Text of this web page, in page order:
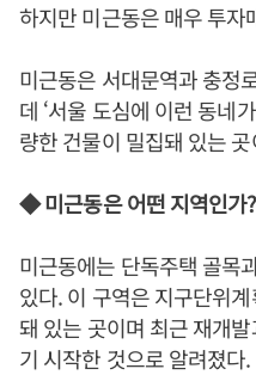
하지만 미근동은 매우 투자
미근동은 서대문역과 충정
데 ‘서울 도심에 이런 동네
량한 건물이 밀집돼 있는
◆ 미근동은 어떤 지역인가?
미근동에는 단독주택 골목
있다. 이 구역은 지구단위
돼 있는 곳이며 최근 재개
기 시작한 것으로 알려졌다.